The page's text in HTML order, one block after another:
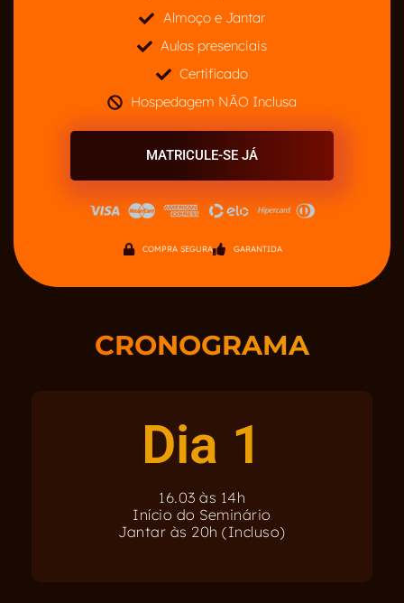
Almoço e Jantar
Aulas presenciais
Certificado
Hospedagem NÃO Inclusa
MATRICULE-SE JÁ
COMPRA SEGURA GARANTIDA
CRONOGRAMA
Dia 1
16.03 às 14h
Início do Seminário
Jantar às 20h (Incluso)